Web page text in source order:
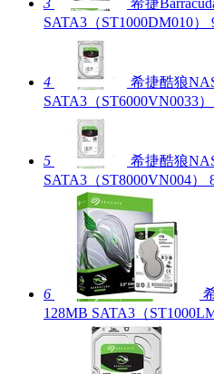
3
希捷
SATA3（ST1000DM010）
4
希捷酷狼
SATA3（ST6000VN0033）
5
希捷酷狼
SATA3（ST8000VN004）
6
128MB SATA3（